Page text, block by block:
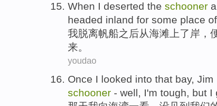
When I deserted the schooner
headed inland for some place
我脱离帆船之后从海滩上了 岸 ，
来。
youdao
Once I looked into that bay, Jim
schooner - well, I'm tough, but I